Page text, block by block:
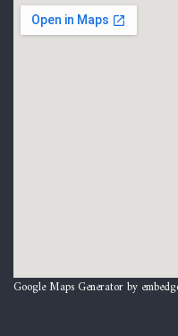
Google Maps Generator by